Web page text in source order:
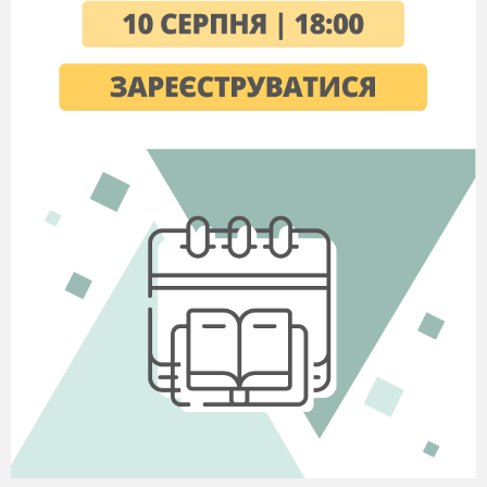
скрипці
найголовніших
музичного змісту.
складнощів чистого
на скрипці у творах
індивідуальної
ансамблевих
Акорди та
. Техніка акордів та
подвійних нот.
Позиційна гра
Техніка переходів
Етюд Ю. Сулімова.
Відпрацьовування
складних
пальцями.
вправності у 1-й
Позиційна гра
Техніка переходів